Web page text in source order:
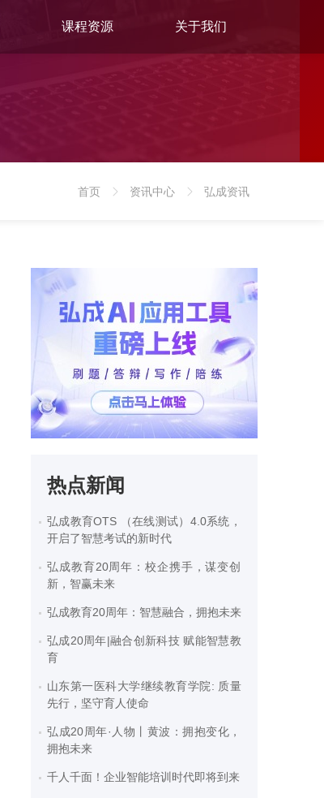
课程资源 关于我们
首页
资讯中心
弘成资讯
热点新闻
弘成教育OTS （在线测试）4.0系统，
开启了智慧考试的新时代
弘成教育20周年：校企携手，谋变创
新，智赢未来
弘成教育20周年：智慧融合，拥抱未来
弘成20周年|融合创新科技 赋能智慧教
育
山东第一医科大学继续教育学院: 质量
先行，坚守育人使命
弘成20周年·人物丨黄波：拥抱变化，
拥抱未来
千人千面！企业智能培训时代即将到来